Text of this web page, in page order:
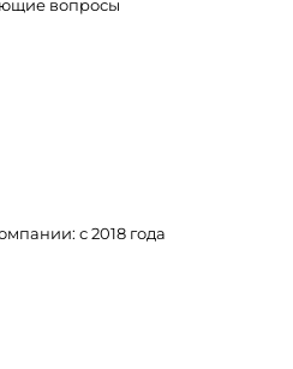
вопросы
с 2018 года